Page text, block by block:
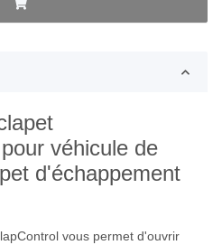
véhicule de
d'échappement
vous permet d'ouvrir